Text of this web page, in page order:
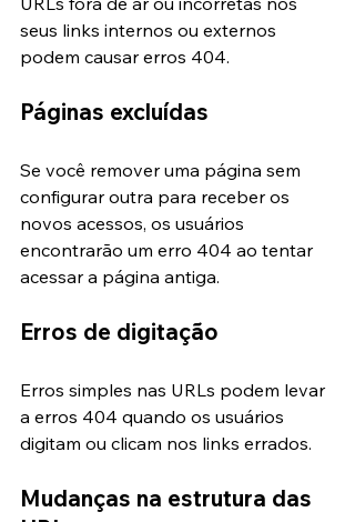
seus links internos ou externos
podem causar erros 404.
Páginas excluídas
Se você remover uma página sem
configurar outra para receber os
novos acessos, os usuários
encontrarão um erro 404 ao tentar
acessar a página antiga.
Erros de digitação
Erros simples nas URLs podem levar
a erros 404 quando os usuários
digitam ou clicam nos links errados.
Mudanças na estrutura das